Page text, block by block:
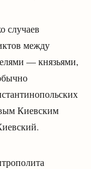
случаев
между
— князьями,
Киевским